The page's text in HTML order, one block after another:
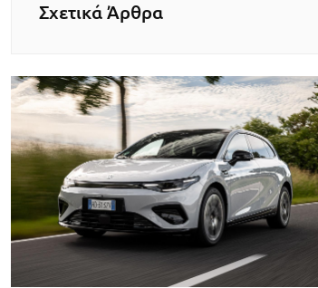
Σχετικά Άρθρα